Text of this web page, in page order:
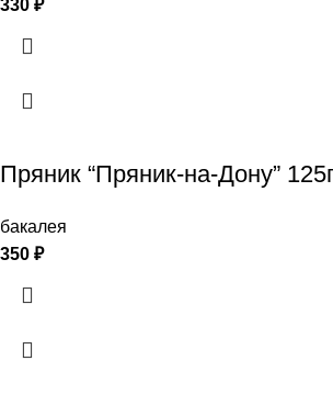
330 ₽
Пряник “Пряник-на-Дону”
бакалея
350 ₽